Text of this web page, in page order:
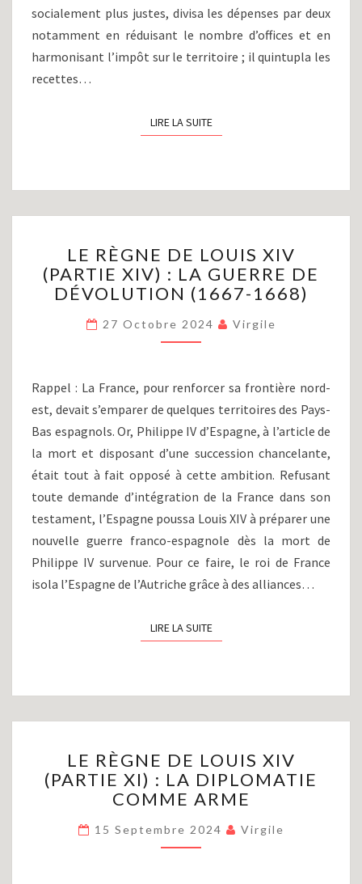
socialement plus justes, divisa les dépenses par deux
notamment en réduisant le nombre d’offices et en
harmonisant l’impôt sur le territoire ; il quintupla les
recettes…
LIRE LA SUITELIRE LA SUITE
RÈGNE
DE
LOUIS
(PARTIE
XIV)
LA
GUERRE
DE
DÉVOLUTION
(1667-
1668)
LE RÈGNE DE LOUIS XIV
(PARTIE XIV) : LA GUERRE DE
DÉVOLUTION (1667-1668)
27 Octobre 2024 Virgile
Rappel : La France, pour renforcer sa frontière nord-
est, devait s’emparer de quelques territoires des Pays-
Bas espagnols. Or, Philippe IV d’Espagne, à l’article de
la mort et disposant d’une succession chancelante,
était tout à fait opposé à cette ambition. Refusant
toute demande d’intégration de la France dans son
testament, l’Espagne poussa Louis XIV à préparer une
nouvelle guerre franco-espagnole dès la mort de
Philippe IV survenue. Pour ce faire, le roi de France
isola l’Espagne de l’Autriche grâce à des alliances…
LIRE LA SUITELIRE LA SUITE
RÈGNE
DE
LOUIS
(PARTIE
XI)
LE RÈGNE DE LOUIS XIV
(PARTIE XI) : LA DIPLOMATIE
COMME ARME
15 Septembre 2024 Virgile